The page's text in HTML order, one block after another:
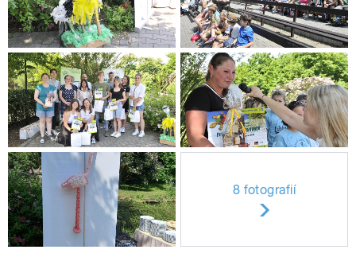
8 fotografií